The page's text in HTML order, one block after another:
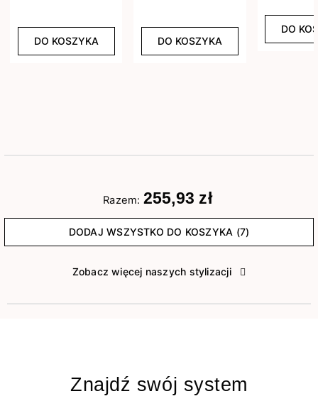
DO KOSZYKA DO KOSZYKA
DO
Razem: 255,93 zł
DODAJ WSZYSTKO DO KOSZYKA (7)
Zobacz więcej naszych stylizacji
Znajdź swój system